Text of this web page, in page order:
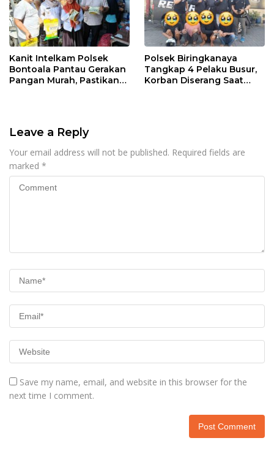
Kanit Intelkam Polsek
Bontoala Pantau Gerakan
Pangan Murah, Pastikan
Polsek Biringkanaya
Tangkap 4 Pelaku Busur,
Korban Diserang Saat
Leave a Reply
Your email address will not be published. Required fields are
marked *
Save my name, email, and website in this browser for the
next time I comment.